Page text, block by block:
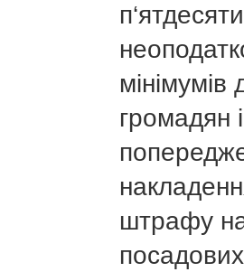
мінімумів
громадян і
штрафу
посадових